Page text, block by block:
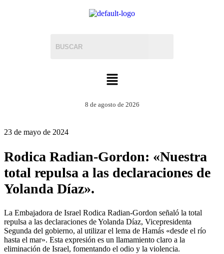
8 de agosto de 2026
23 de mayo de 2024
Rodica Radian-Gordon: «Nuestra
total repulsa a las declaraciones de
Yolanda Díaz».
La Embajadora de Israel Rodica Radian-Gordon señaló la total
repulsa a las declaraciones de Yolanda Díaz, Vicepresidenta
Segunda del gobierno, al utilizar el lema de Hamás «desde el río
hasta el mar». Esta expresión es un llamamiento claro a la
eliminación de Israel, fomentando el odio y la violencia.